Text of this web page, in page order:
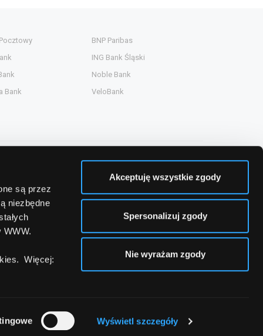
są przez
niezbędne
Więcej:
Wyświetl szczegóły
Akceptuję wszystkie zgody
Spersonalizuj zgody
Nie wyrażam zgody
BNP Paribas
ING Bank Śląski
Noble Bank
Bank
VeloBank